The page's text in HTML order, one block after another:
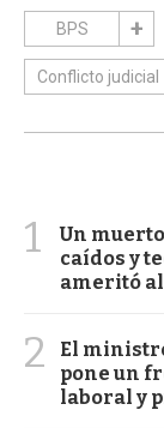
BPS
Conflicto judicial
1
Un
caídos y
ameritó
2
El
pone un
laboral y